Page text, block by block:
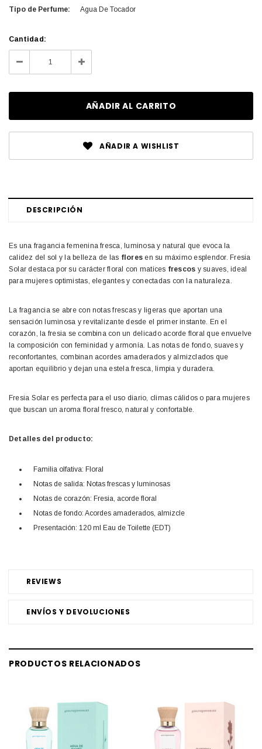
Tipo de Perfume:
Agua De Tocador
Cantidad
actual
de
Cantidad:
Disminuir
cantidad
undefined
Aumentar
la
cantidad
undefined
AÑADIR A WISHLIST
DESCRIPCIÓN
REVIEWS
ENVÍOS Y DEVOLUCIONES
Es una fragancia femenina fresca, luminosa y natural que evoca la
calidez del sol y la belleza de las flores en su máximo esplendor. Fresia
Solar destaca por su carácter floral con matices frescos y suaves, ideal
para mujeres optimistas, elegantes y conectadas con la naturaleza.
La fragancia se abre con notas frescas y ligeras que aportan una
sensación luminosa y revitalizante desde el primer instante. En el
corazón, la fresia se combina con un delicado acorde floral que envuelve
la composición con feminidad y armonía. Las notas de fondo, suaves y
reconfortantes, combinan acordes amaderados y almizclados que
aportan equilibrio y dejan una estela fresca, limpia y duradera.
Fresia Solar es perfecta para el uso diario, climas cálidos o para mujeres
que buscan un aroma floral fresco, natural y confortable.
Detalles del producto:
Familia olfativa: Floral
Notas de salida: Notas frescas y luminosas
Notas de corazón: Fresia, acorde floral
Notas de fondo: Acordes amaderados, almizcle
Presentación: 120 ml Eau de Toilette (EDT)
PRODUCTOS RELACIONADOS